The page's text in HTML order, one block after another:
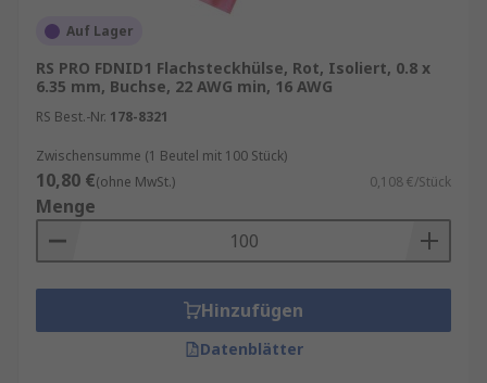
Auf Lager
RS PRO FDNID1 Flachsteckhülse, Rot, Isoliert, 0.8 x
6.35 mm, Buchse, 22 AWG min, 16 AWG
RS Best.-Nr. 178-8321
Zwischensumme (1 Beutel mit 100 Stück)
10,80 €(ohne MwSt.) 0,108 €/Stück
Menge
Hinzufügen
Datenblätter